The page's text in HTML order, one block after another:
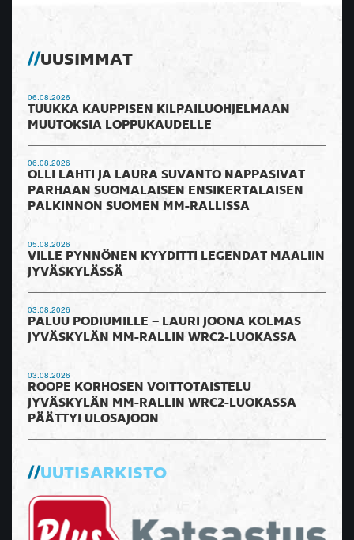
UUSIMMAT
06.08.2026
TUUKKA KAUPPISEN KILPAILUOHJELMAAN
MUUTOKSIA LOPPUKAUDELLE
06.08.2026
OLLI LAHTI JA LAURA SUVANTO NAPPASIVAT
PARHAAN SUOMALAISEN ENSIKERTALAISEN
PALKINNON SUOMEN MM-RALLISSA
05.08.2026
VILLE PYNNÖNEN KYYDITTI LEGENDAT MAALIIN
JYVÄSKYLÄSSÄ
03.08.2026
PALUU PODIUMILLE – LAURI JOONA KOLMAS
JYVÄSKYLÄN MM-RALLIN WRC2-LUOKASSA
03.08.2026
ROOPE KORHOSEN VOITTOTAISTELU
JYVÄSKYLÄN MM-RALLIN WRC2-LUOKASSA
PÄÄTTYI ULOSAJOON
UUTISARKISTO